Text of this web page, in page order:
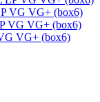
VG VG+ (box6)
VG+ (box6)